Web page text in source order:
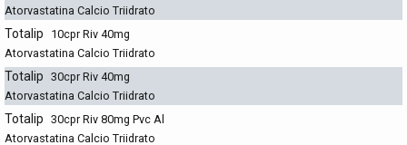
Atorvastatina Calcio Triidrato
Totalip
10cpr Riv 40mg
Atorvastatina Calcio Triidrato
Totalip 30cpr Riv 40mg
Atorvastatina Calcio Triidrato
Totalip 30cpr Riv 80mg Pvc Al
Atorvastatina Calcio Triidrato